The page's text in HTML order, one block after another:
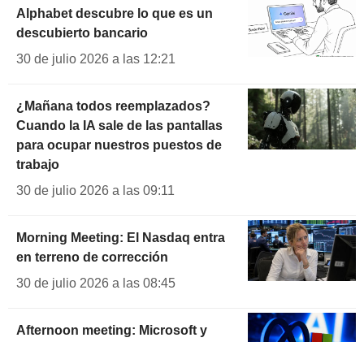
Alphabet descubre lo que es un
descubierto bancario
30 de julio 2026 a las 12:21
¿Mañana todos reemplazados?
Cuando la IA sale de las pantallas
para ocupar nuestros puestos de
trabajo
30 de julio 2026 a las 09:11
Morning Meeting: El Nasdaq entra
en terreno de corrección
30 de julio 2026 a las 08:45
Afternoon meeting: Microsoft y